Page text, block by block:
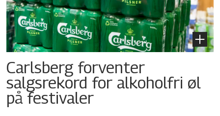
Carlsberg forventer
salgsrekord for alkoholfri øl
på festivaler